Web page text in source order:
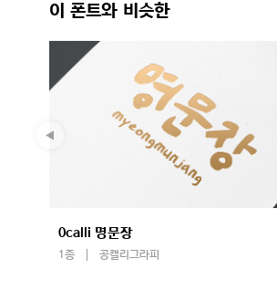
이 폰트와 비슷한
0calli 명문장
1종 공캘리그라피